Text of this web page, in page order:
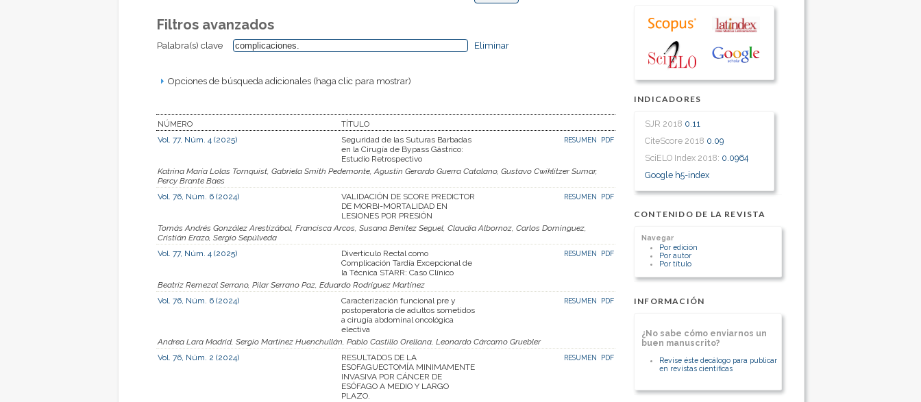
INDICADORES
SJR 2018 0.11
CiteScore 2018 0.09
SciELO Index 2018: 0.0964
Google h5-index
CONTENIDO DE LA REVISTA
Navegar
Por edición
Por autor
Por título
INFORMACIÓN
¿No sabe cómo enviarnos un
buen manuscrito?
Revise éste decálogo para publicar
en revistas científicas
Filtros avanzados
Palabra(s) clave Eliminar
Opciones de búsqueda adicionales (haga clic para mostrar)
NÚMERO
TÍTULO
Vol. 77, Núm. 4 (2025)
Seguridad de las Suturas Barbadas
en la Cirugía de Bypass Gástrico:
Estudio Retrospectivo
RESUMEN PDF
Katrina María Lolas Tornquist, Gabriela Smith Pedemonte, Agustín Gerardo Guerra Catalano, Gustavo Cwiklitzer Sumar,
Percy Brante Baes
Vol. 76, Núm. 6 (2024)
VALIDACIÓN DE SCORE PREDICTOR
DE MORBI-MORTALIDAD EN
LESIONES POR PRESIÓN
RESUMEN PDF
Tomás Andrés González Arestizábal, Francisca Arcos, Susana Benitez Seguel, Claudia Albornoz, Carlos Dominguez,
Cristián Erazo, Sergio Sepúlveda
Vol. 77, Núm. 4 (2025)
Divertículo Rectal como
Complicación Tardía Excepcional de
la Técnica STARR: Caso Clínico
RESUMEN PDF
Beatriz Remezal Serrano, Pilar Serrano Paz, Eduardo Rodríguez Martínez
Vol. 76, Núm. 6 (2024)
Caracterización funcional pre y
postoperatoria de adultos sometidos
a cirugía abdominal oncológica
electiva
RESUMEN PDF
Andrea Lara Madrid, Sergio Martínez Huenchullán, Pablo Castillo Orellana, Leonardo Cárcamo Gruebler
Vol. 76, Núm. 2 (2024)
RESULTADOS DE LA
ESOFAGUECTOMÍA MINIMAMENTE
INVASIVA POR CÁNCER DE
ESÓFAGO A MEDIO Y LARGO
PLAZO.
RESUMEN PDF